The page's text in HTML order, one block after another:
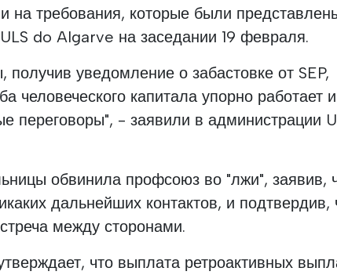
на требования, которые были
do Algarve на заседании 19 февраля.
уведомление о забастовке от SEP,
человеческого капитала упорно работает и
переговоры", - заявили в администрации
обвинила профсоюз во "лжи", заявив,
дальнейших контактов, и подтвердив,
между сторонами.
что выплата ретроактивных